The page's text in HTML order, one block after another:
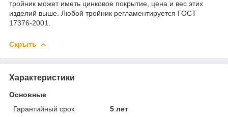
тройник может иметь цинковое покрытие, цена и вес этих
изделий выше. Любой тройник регламентируется ГОСТ
17376-2001.
Скрыть
Характеристики
Основные
Гарантийный срок
5 лет